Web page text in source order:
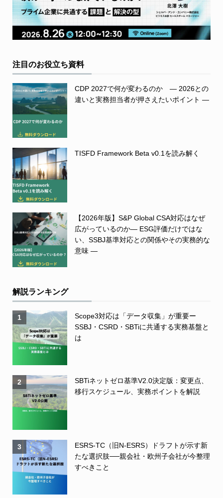
注目のお役立ち資料
CDP 2027で何が変わるのか ― 2026との
違いと実務担当者が押さえたいポイント ―
TISFD Framework Beta v0.1を読み解く
【2026年版】S&P Global CSA対応はなぜ
広がっているのか― ESG評価だけではな
い、SSBJ基準対応との関係やその実務的な
意味 ―
解説ランキング
1
Scope3対応は「データ収集」が重要ー
SSBJ・CSRD・SBTiに共通する実務基盤と
は
2
SBTiネットゼロ基準V2.0決定版：変更点、
移行スケジュール、実務ポイントを解説
3
ESRS-TC（旧N-ESRS）ドラフトが示す新
たな選択肢──親会社・欧州子会社が今整理
すべきこと